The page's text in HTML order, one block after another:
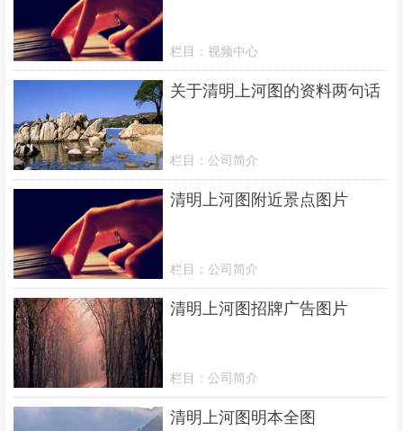
栏目：视频中心
关于清明上河图的资料两句话
栏目：公司简介
清明上河图附近景点图片
栏目：公司简介
清明上河图招牌广告图片
栏目：公司简介
清明上河图明本全图